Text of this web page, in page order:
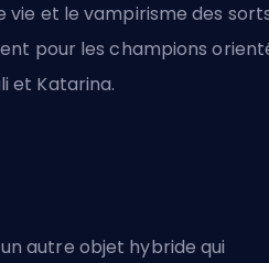
et le vampirisme des
pour les champions
et Katarina.
autre objet hybride qui